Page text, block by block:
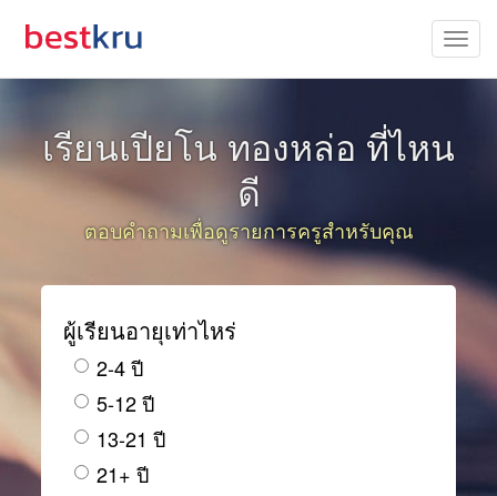
เรียนเปียโน ทองหล่อ ที่ไหน
ดี
ตอบคำถามเพื่อดูรายการครูสำหรับคุณ
ผู้เรียนอายุเท่าไหร่
2-4 ปี
5-12 ปี
13-21 ปี
21+ ปี